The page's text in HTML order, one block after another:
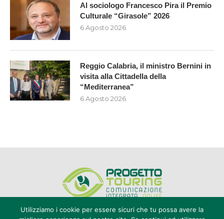
Al sociologo Francesco Pira il Premio
Culturale “Girasole” 2026
6 Agosto 2026
Reggio Calabria, il ministro Bernini in
visita alla Cittadella della
“Mediterranea”
6 Agosto 2026
Utilizziamo i cookie per essere sicuri che tu possa avere la